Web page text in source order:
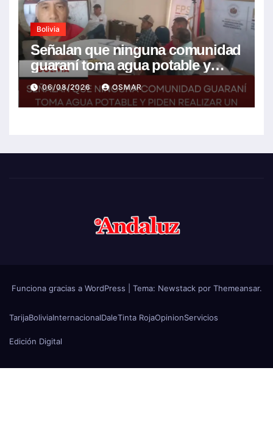
Bolivia
Señalan que ninguna comunidad
guaraní toma agua potable y
piden realizar un Foro para
resolver la problemática
06/08/2026 OSMAR
Funciona gracias a WordPress Tema: Newstackpor Themeansar.
TarijaBoliviaInternacionalDaleTinta RojaOpinionServicios
Edición Digital